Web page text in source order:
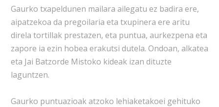
Gaurko txapeldunen mailara ailegatu ez badira ere,
aipatzekoa da pregoilaria eta txupinera ere aritu
direla tortillak prestazen, eta puntua, aurkezpena eta
zapore ia ezin hobea erakutsi dutela. Ondoan, alkatea
eta Jai Batzorde Mistoko kideak izan dituzte
laguntzen.
Gaurko puntuazioak atzoko lehiaketakoei gehituko